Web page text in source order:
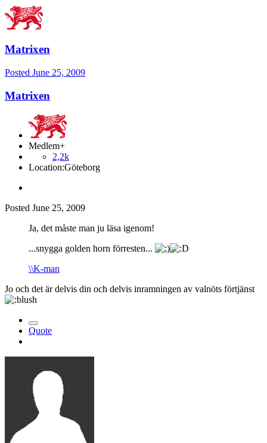
Matrixen
Posted June 25, 2009
Matrixen
Medlem+
2,2k
Location:Göteborg
Posted June 25, 2009
Ja, det måste man ju läsa igenom!
...snygga golden horn förresten...
\\K-man
Jo och det är delvis din och delvis inramningen av valnöts förtjänst
Quote